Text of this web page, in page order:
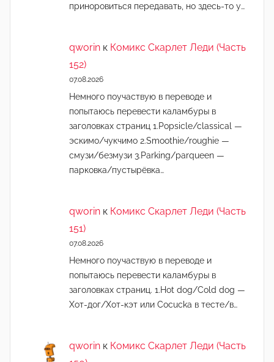
приноровиться передавать, но здесь-то у…
qworin к Комикс Скарлет Леди (Часть
152)
07.08.2026
Немного поучаствую в переводе и
попытаюсь перевести каламбуры в
заголовках страниц 1.Popsicle/classical —
эскимо/чукчимо 2.Smoothie/roughie —
смузи/безмузи 3.Parking/parqueen —
парковка/пустырёвка…
qworin к Комикс Скарлет Леди (Часть
151)
07.08.2026
Немного поучаствую в переводе и
попытаюсь перевести каламбуры в
заголовках страниц. 1.Hot dog/Cold dog —
Хот-дог/Хот-кэт или Cocucka в тесте/в…
qworin к Комикс Скарлет Леди (Часть